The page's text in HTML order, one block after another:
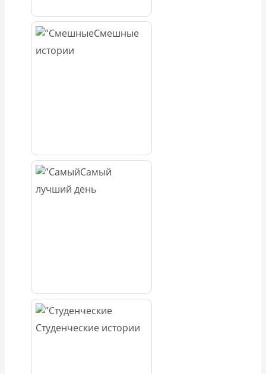
Смешные
истории
Самый
лучший день
Студенческие истории